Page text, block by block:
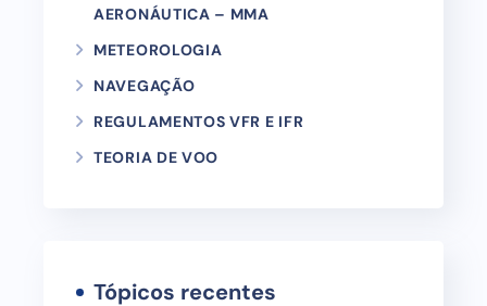
AERONÁUTICA – MMA
METEOROLOGIA
NAVEGAÇÃO
REGULAMENTOS VFR E IFR
TEORIA DE VOO
Tópicos recentes